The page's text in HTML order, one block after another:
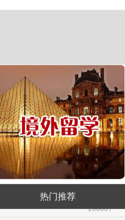
热门推荐
西班牙肉食品加工厂
荷兰-铁板烧厨师
￥月薪2100欧元
新西兰-按摩师
￥200纽币/天+提成
荷兰-中餐厨师
￥税后月薪2100欧
韩国-烤鸭师傅
￥260-350万韩币
新加坡-火锅店店长